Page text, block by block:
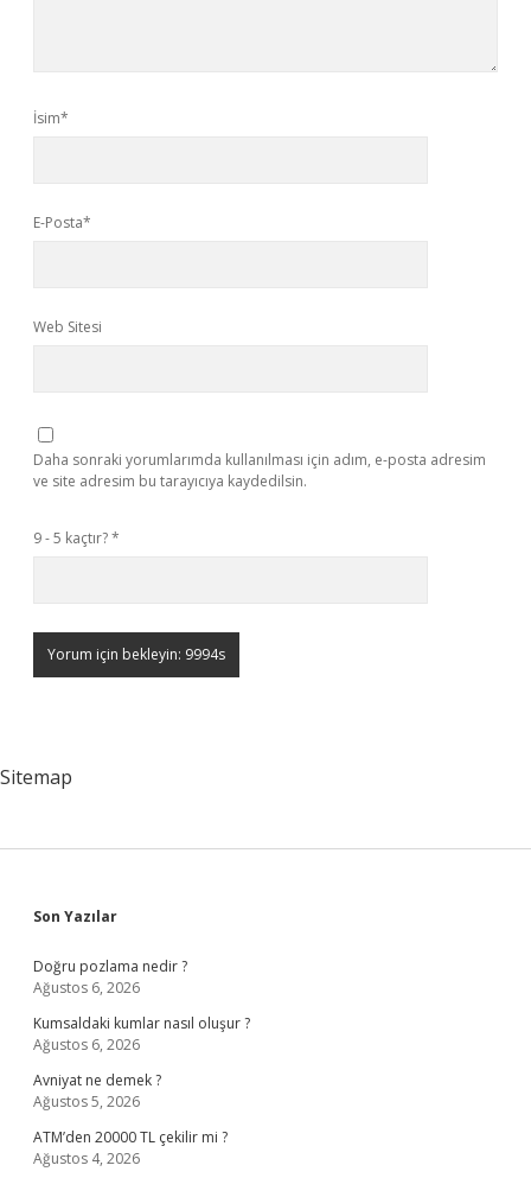
İsim*
E-Posta*
Web Sitesi
Daha sonraki yorumlarımda kullanılması için adım, e-posta adresim
ve site adresim bu tarayıcıya kaydedilsin.
9 - 5 kaçtır?*
Sitemap
Sidebar
Son Yazılar
Doğru pozlama nedir ?
Ağustos 6, 2026
Kumsaldaki kumlar nasıl oluşur ?
Ağustos 6, 2026
Avniyat ne demek ?
Ağustos 5, 2026
ATM’den 20000 TL çekilir mi ?
Ağustos 4, 2026